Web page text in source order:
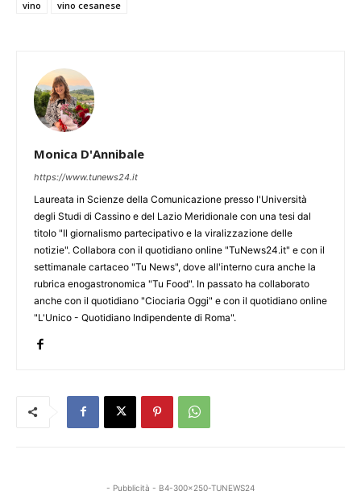
vino vino cesanese
Monica D'Annibale
https://www.tunews24.it
Laureata in Scienze della Comunicazione presso l'Università
degli Studi di Cassino e del Lazio Meridionale con una tesi dal
titolo "Il giornalismo partecipativo e la viralizzazione delle
notizie". Collabora con il quotidiano online "TuNews24.it" e con il
settimanale cartaceo "Tu News", dove all'interno cura anche la
rubrica enogastronomica "Tu Food". In passato ha collaborato
anche con il quotidiano "Ciociaria Oggi" e con il quotidiano online
"L'Unico - Quotidiano Indipendente di Roma".
- Pubblicità - B4-300x250-TUNEWS24